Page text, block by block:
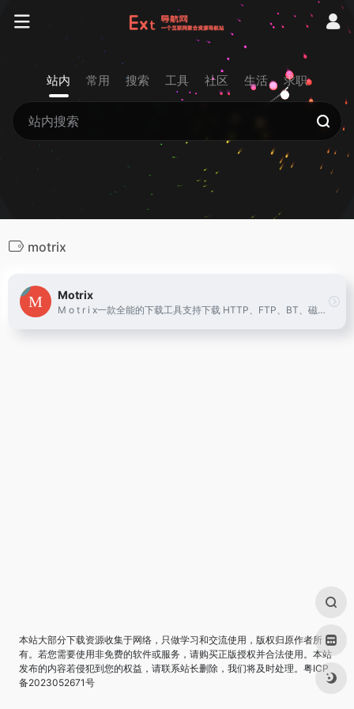
站内 常用 搜索 工具 社区 生活 求职
motrix
Motrix
M o t r i x一款全能的下载工具支持下载 HTTP、FTP、BT、磁力链接等资源
本站大部分下载资源收集于网络，只做学习和交流使用，版权归原作者所
有。若您需要使用非免费的软件或服务，请购买正版授权并合法使用。本站
发布的内容若侵犯到您的权益，请联系站长删除，我们将及时处理。 粤ICP
备2023052671号